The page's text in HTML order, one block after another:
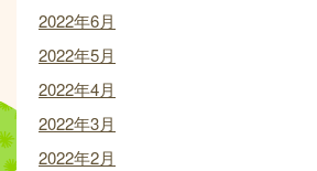
2022年6月
2022年5月
2022年4月
2022年3月
2022年2月